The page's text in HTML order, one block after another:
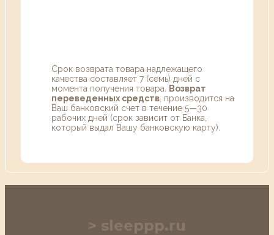
Срок возврата товара надлежащего
качества составляет 7 (семь) дней с
момента получения товара.
Возврат
переведенных средств , производится на
Ваш банковский счет в течение 5—30
рабочих дней (срок зависит от Банка,
который выдал Вашу банковскую карту).
sleeppp.ru